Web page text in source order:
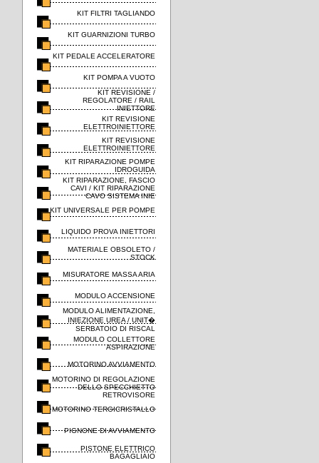
KIT FILTRI TAGLIANDO
KIT GUARNIZIONI TURBO
KIT PEDALE ACCELERATORE
KIT POMPA A VUOTO
KIT REVISIONE /
REGOLATORE / RAIL
INIETTORE
KIT REVISIONE
ELETTROINIETTORE
KIT REVISIONE
ELETTROINIETTORE
KIT RIPARAZIONE POMPE
IDROGUIDA
KIT RIPARAZIONE, FASCIO
CAVI / KIT RIPARAZIONE
CAVO SISTEMA INIE
KIT UNIVERSALE PER POMPE
LIQUIDO PROVA INIETTORI
MATERIALE OBSOLETO /
STOCK
MISURATORE MASSA ARIA
MODULO ACCENSIONE
MODULO ALIMENTAZIONE,
INIEZIONE UREA / UNIT�
SERBATOIO DI RISCAL
MODULO COLLETTORE
ASPIRAZIONE
MOTORINO AVVIAMENTO
MOTORINO DI REGOLAZIONE
DELLO SPECCHIETTO
RETROVISORE
MOTORINO TERGICRISTALLO
PIGNONE DI AVVIAMENTO
PISTONE ELETTRICO
BAGAGLIAIO